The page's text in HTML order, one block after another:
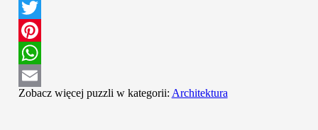
Facebook
Twitter
Pinterest
WhatsApp
Email
Zobacz więcej puzzli w kategorii: Architektura